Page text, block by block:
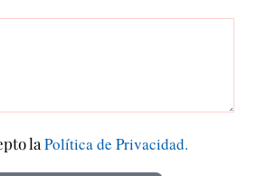
la Política de Privacidad.